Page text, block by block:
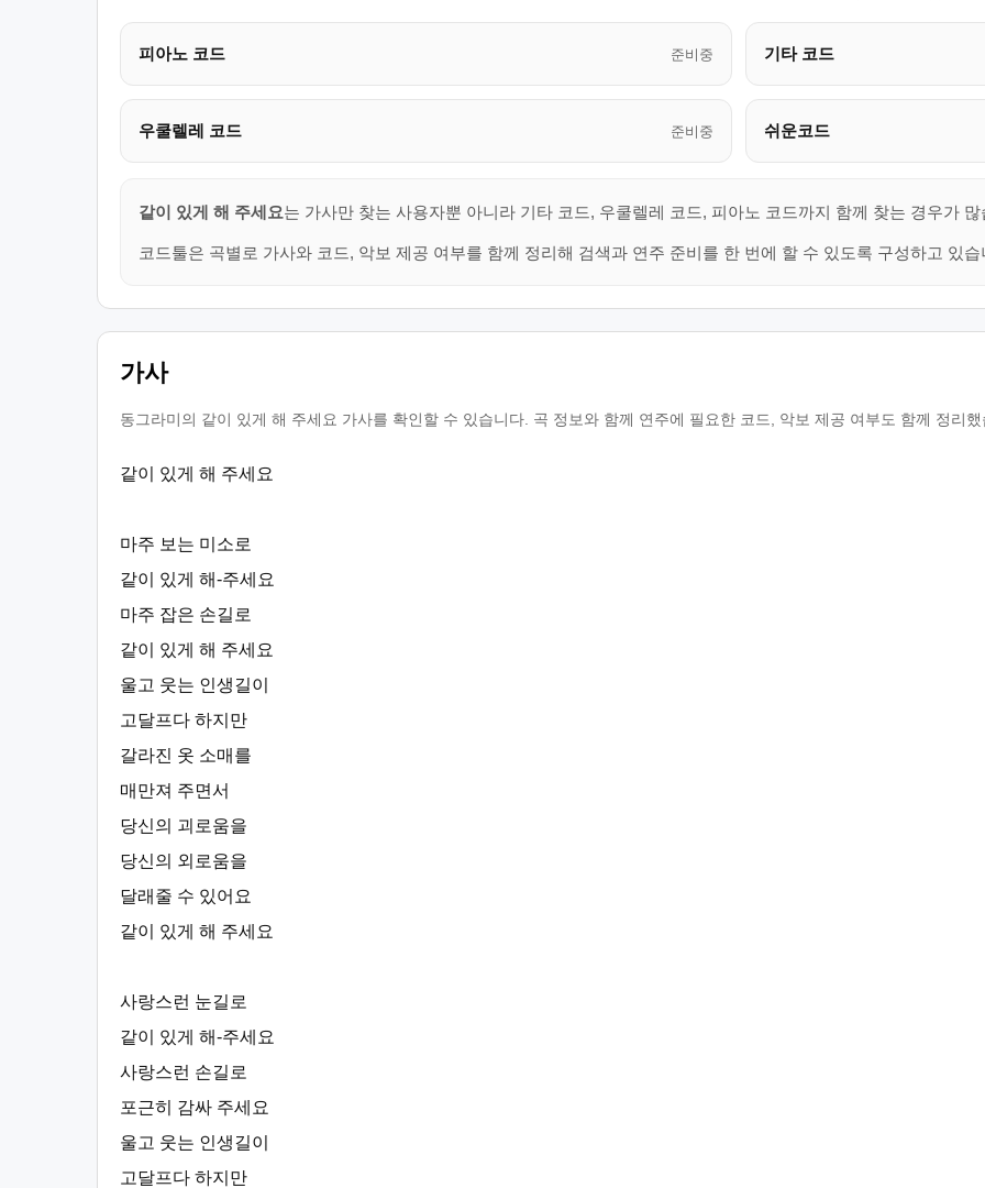
피아노 코드 준비중 기타 코드
우쿨렐레 코드 준비중 쉬운코드
같이 있게 해 주세요는 가사만 찾는 사용자뿐 아니라 기타 코드, 우쿨렐레 코드, 피아노 코드까지 함께 찾는 경우가 많
코드툴은 곡별로 가사와 코드, 악보 제공 여부를 함께 정리해 검색과 연주 준비를 한 번에 할 수 있도록 구성하고 있습
가사
동그라미의 같이 있게 해 주세요 가사를 확인할 수 있습니다. 곡 정보와 함께 연주에 필요한 코드, 악보 제공 여부도 함께 정리했
같이 있게 해 주세요
마주 보는 미소로
같이 있게 해-주세요
마주 잡은 손길로
같이 있게 해 주세요
울고 웃는 인생길이
고달프다 하지만
갈라진 옷 소매를
매만져 주면서
당신의 괴로움을
당신의 외로움을
달래줄 수 있어요
같이 있게 해 주세요
사랑스런 눈길로
같이 있게 해-주세요
사랑스런 손길로
포근히 감싸 주세요
울고 웃는 인생길이
고달프다 하지만